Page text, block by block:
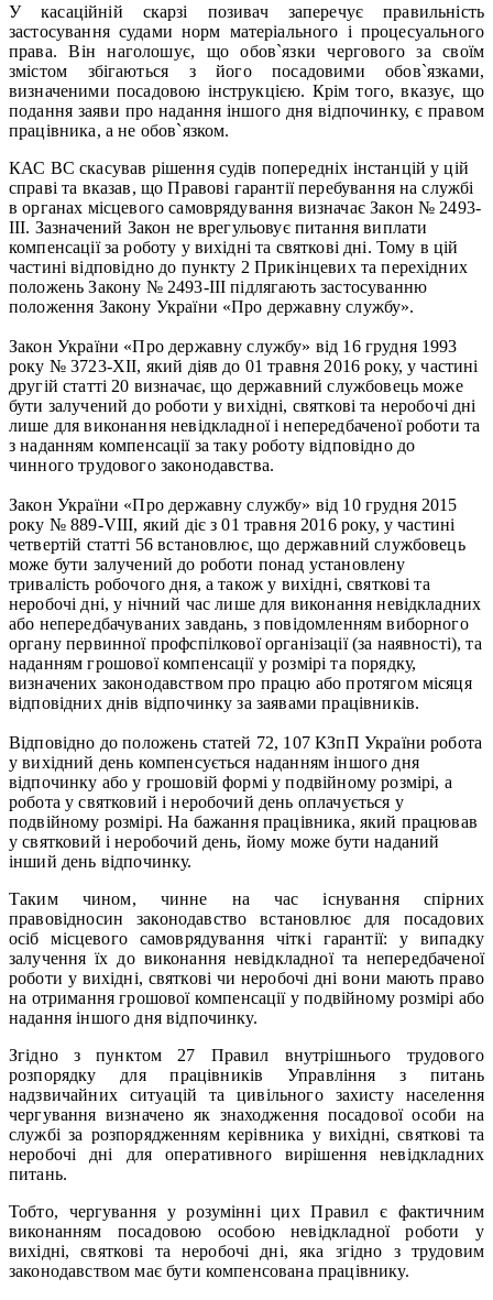
У касаційній скарзі позивач заперечує правильність
застосування судами норм матеріального і процесуального
права. Він наголошує, що обов`язки чергового за своїм
змістом збігаються з його посадовими обов`язками,
визначеними посадовою інструкцією. Крім того, вказує, що
подання заяви про надання іншого дня відпочинку, є правом
працівника, а не обов`язком.
КАС ВС скасував рішення судів попередніх інстанцій у цій
справі та вказав, що Правові гарантії перебування на службі
в органах місцевого самоврядування визначає Закон № 2493-
III. Зазначений Закон не врегульовує питання виплати
компенсації за роботу у вихідні та святкові дні. Тому в цій
частині відповідно до пункту 2 Прикінцевих та перехідних
положень Закону № 2493-III підлягають застосуванню
положення Закону України «Про державну службу».
Закон України «Про державну службу» від 16 грудня 1993
року № 3723-XII, який діяв до 01 травня 2016 року, у частині
другій статті 20 визначає, що державний службовець може
бути залучений до роботи у вихідні, святкові та неробочі дні
лише для виконання невідкладної і непередбаченої роботи та
з наданням компенсації за таку роботу відповідно до
чинного трудового законодавства.
Закон України «Про державну службу» від 10 грудня 2015
року № 889-VІІІ, який діє з 01 травня 2016 року, у частині
четвертій статті 56 встановлює, що державний службовець
може бути залучений до роботи понад установлену
тривалість робочого дня, а також у вихідні, святкові та
неробочі дні, у нічний час лише для виконання невідкладних
або непередбачуваних завдань, з повідомленням виборного
органу первинної профспілкової організації (за наявності), та
наданням грошової компенсації у розмірі та порядку,
визначених законодавством про працю або протягом місяця
відповідних днів відпочинку за заявами працівників.
Відповідно до положень статей 72, 107 КЗпП України робота
у вихідний день компенсується наданням іншого дня
відпочинку або у грошовій формі у подвійному розмірі, а
робота у святковий і неробочий день оплачується у
подвійному розмірі. На бажання працівника, який працював
у святковий і неробочий день, йому може бути наданий
інший день відпочинку.
Таким чином, чинне на час існування спірних
правовідносин законодавство встановлює для посадових
осіб місцевого самоврядування чіткі гарантії: у випадку
залучення їх до виконання невідкладної та непередбаченої
роботи у вихідні, святкові чи неробочі дні вони мають право
на отримання грошової компенсації у подвійному розмірі або
надання іншого дня відпочинку.
Згідно з пунктом 27 Правил внутрішнього трудового
розпорядку для працівників Управління з питань
надзвичайних ситуацій та цивільного захисту населення
чергування визначено як знаходження посадової особи на
службі за розпорядженням керівника у вихідні, святкові та
неробочі дні для оперативного вирішення невідкладних
питань.
Тобто, чергування у розумінні цих Правил є фактичним
виконанням посадовою особою невідкладної роботи у
вихідні, святкові та неробочі дні, яка згідно з трудовим
законодавством має бути компенсована працівнику.